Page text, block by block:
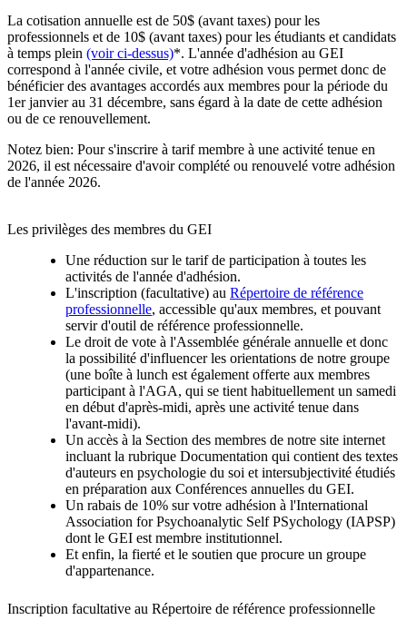
La cotisation annuelle est de 50$ (avant taxes) pour les
professionnels et de 10$ (avant taxes) pour les étudiants et candidats
à temps plein (voir ci-dessus)*. L'année d'adhésion au GEI
correspond à l'année civile, et votre adhésion vous permet donc de
bénéficier des avantages accordés aux membres pour la période du
1er janvier au 31 décembre, sans égard à la date de cette adhésion
ou de ce renouvellement.
Notez bien: Pour s'inscrire à tarif membre à une activité tenue en
2026, il est nécessaire d'avoir complété ou renouvelé votre adhésion
de l'année 2026.
Les privilèges des membres du GEI
Une réduction sur le tarif de participation à toutes les
activités de l'année d'adhésion.
L'inscription (facultative) au Répertoire de référence
professionnelle, accessible qu'aux membres, et pouvant
servir d'outil de référence professionnelle.
Le droit de vote à l'Assemblée générale annuelle et donc
la possibilité d'influencer les orientations de notre groupe
(une boîte à lunch est également offerte aux membres
participant à l'AGA, qui se tient habituellement un samedi
en début d'après-midi, après une activité tenue dans
l'avant-midi).
Un accès à la Section des membres de notre site internet
incluant la rubrique Documentation qui contient des textes
d'auteurs en psychologie du soi et intersubjectivité étudiés
en préparation aux Conférences annuelles du GEI.
Un rabais de 10% sur votre adhésion à l'International
Association for Psychoanalytic Self PSychology (IAPSP)
dont le GEI est membre institutionnel.
Et enfin, la fierté et le soutien que procure un groupe
d'appartenance.
Inscription facultative au Répertoire de référence professionnelle